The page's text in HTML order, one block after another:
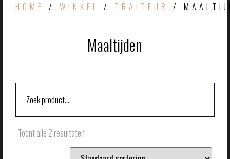
HOME / WINKEL / TRAITEUR /
Maaltijden
Toont alle 2 resultaten